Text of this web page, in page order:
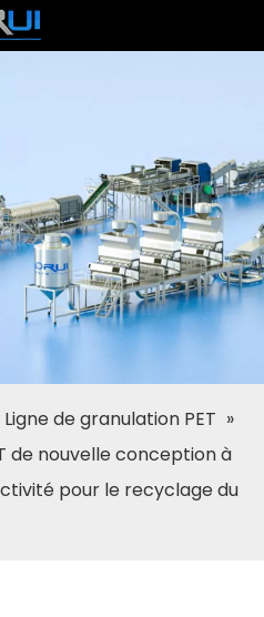
Ligne de granulation PET »
de nouvelle conception à
pour le recyclage du